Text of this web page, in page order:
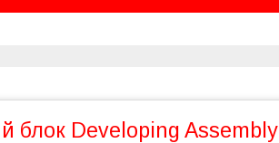
блок Developing Assembly